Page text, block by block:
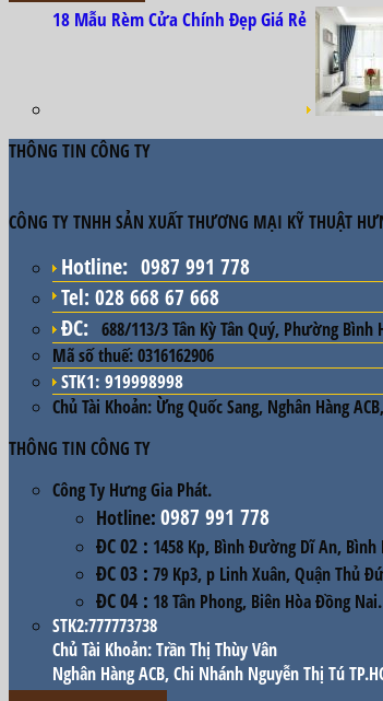
18 Mẫu Rèm Cửa Chính Đẹp Giá Rẻ
THÔNG TIN CÔNG TY
CÔNG TY TNHH SẢN XUẤT THƯƠNG MẠI KỸ THUẬT
Hotline: 0987 991 778
Tel: 028 668 67 668
ĐC: 688/113/3 Tân Kỳ Tân Quý, Phường
Mã số thuế:0316162906
STK1: 919998998
Chủ Tài Khoản: Ừng Quốc Sang, Nghân Hàng
THÔNG TIN CÔNG TY
Công Ty Hưng Gia Phát.
Hotline: 0987 991 778
ĐC 02 : 1458 Kp, Bình Đường Dĩ An,
ĐC 03 : 79 Kp3, p Linh Xuân, Quận Thủ
ĐC 04 : 18 Tân Phong, Biên Hòa Đồng Nai.
STK2:777773738
Chủ Tài Khoản: Trần Thị Thùy Vân
Nghân Hàng ACB, Chi Nhánh Nguyễn Thị Tú